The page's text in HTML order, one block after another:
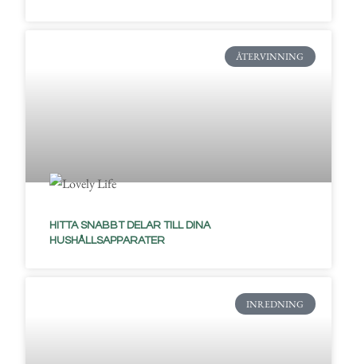
ÅTERVINNING
HITTA SNABBT DELAR TILL DINA
HUSHÅLLSAPPARATER
INREDNING